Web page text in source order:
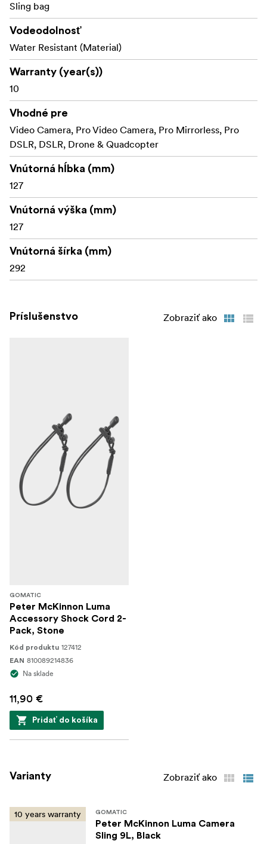
Sling bag
Vodeodolnosť
Water Resistant (Material)
Warranty (year(s))
10
Vhodné pre
Video Camera, Pro Video Camera, Pro Mirrorless, Pro
DSLR, DSLR, Drone & Quadcopter
Vnútorná hĺbka (mm)
127
Vnútorná výška (mm)
127
Vnútorná šírka (mm)
292
Príslušenstvo Zobraziť ako
GOMATIC
Peter McKinnon Luma
Accessory Shock Cord 2-
Pack, Stone
Kód produktu 127412
EAN 810089214836
Na sklade
11,90 €
Pridať do košíka
Varianty Zobraziť ako
10 years warranty GOMATIC
Peter McKinnon Luma Camera
Sling 9L, Black